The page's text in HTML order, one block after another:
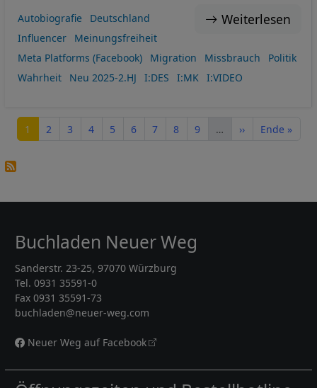
Weiterlesen
Autobiografie
Deutschland
Influencer
Meinungsfreiheit
Meta Platforms (Facebook)
Migration Missbrauch
Politik
Wahrheit
Neu 2025-2.HJ I:DES I:MK I:VIDEO
Seite
1 Seite
2 Seite
3 Seite
4 Seite
5 Seite
6 Seite
7 Seite
8 Seite
9 … Nächste Seite
›› Letzte Seite
Ende »
Buchladen Neuer Weg
Sanderstr. 23-25, 97070 Würzburg
Tel. 0931 35591-0
Fax 0931 35591-73
buchladen@neuer-weg.com
Neuer Weg auf Facebook